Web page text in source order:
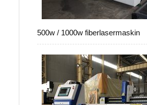
500w / 1000w fiberlasermaskin